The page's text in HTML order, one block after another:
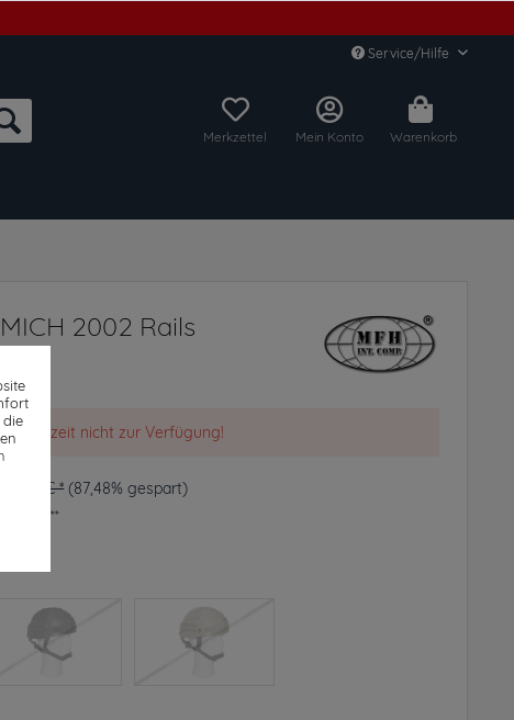
Service/Hilfe
Merkzettel Mein Konto Warenkorb
2002 Rails
derzeit nicht zur Verfügung!
122,89 € * (87,48% gespart)